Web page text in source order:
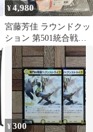
¥4,980
宮藤芳佳 ラウンドクッ
ション 第501統合戦闘
航空団 ストライクウィ
ッチーズ ROAD to
BERLIN ★
¥300